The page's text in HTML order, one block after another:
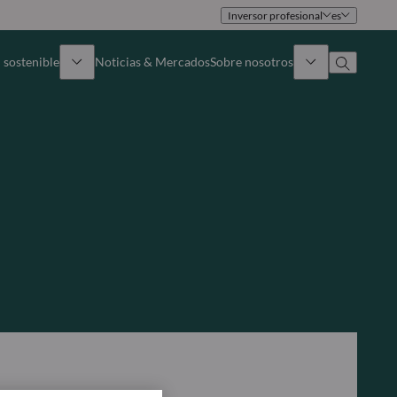
Inversor profesional es
sostenible Noticias & MercadosSobre nosotros
Contacto